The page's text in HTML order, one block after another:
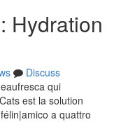
Hydration
Discuss
qui
est la solution
a quattro